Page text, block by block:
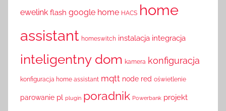
ewelink flash google home HACS home
assistant homeswitch instalacja integracja
inteligentny dom kamera konfiguracja
konfiguracja home assistant mqtt node red oświetlenie
parowanie pl plugin poradnik Powerbank projekt